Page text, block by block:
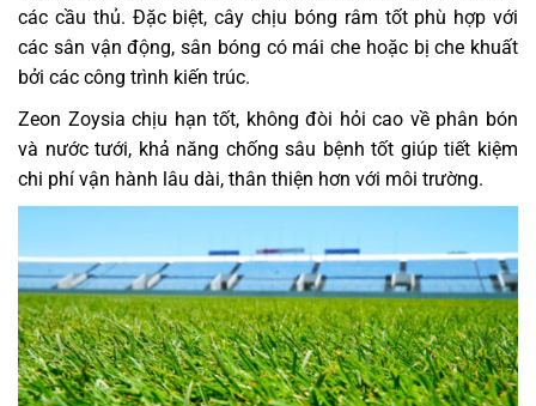
các cầu thủ. Đặc biệt, cây chịu bóng râm tốt phù hợp với
các sân vận động, sân bóng có mái che hoặc bị che khuất
bởi các công trình kiến trúc.
Zeon Zoysia chịu hạn tốt, không đòi hỏi cao về phân bón
và nước tưới, khả năng chống sâu bệnh tốt giúp tiết kiệm
chi phí vận hành lâu dài, thân thiện hơn với môi trường.